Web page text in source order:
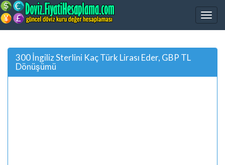
300 İngiliz Sterlini Kaç Türk Lirası Eder, GBP TL
Dönüşümü